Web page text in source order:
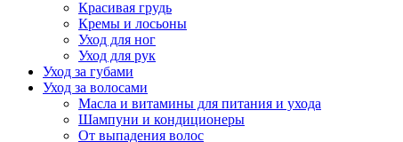
Красивая грудь
Кремы и лосьоны
Уход для ног
Уход для рук
Уход за губами
Уход за волосами
Масла и витамины для питания и ухода
Шампуни и кондиционеры
От выпадения волос